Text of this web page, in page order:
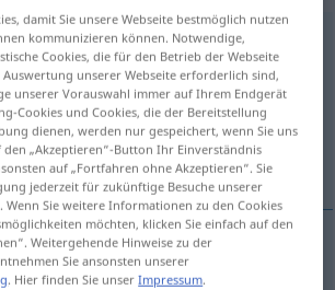
Übersetzung anklicken/antippen)
MATH
damit Sie unsere Webseite bestmöglich nutzen
kommunizieren können. Notwendige,
Cookies, die für den Betrieb der Webseite
unserer Webseite erforderlich sind,
unserer Vorauswahl immer auf Ihrem Endgerät
Cookies und Cookies, die der Bereitstellung
dienen, werden nur gespeichert, wenn Sie uns
„Akzeptieren“-Button Ihr Einverständnis
auf „Fortfahren ohne Akzeptieren“. Sie
jederzeit für zukünftige Besuche unserer
Wenn Sie weitere Informationen zu den Cookies
möchten, klicken Sie einfach auf den
Weitergehende Hinweise zu der
Sie ansonsten unserer
. Hier finden Sie unserImpressum.